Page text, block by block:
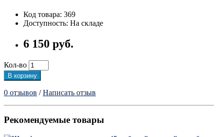
Код товара: 369
Доступность: На складе
6 150 руб.
Кол-во
В корзину
0 отзывов /Написать отзыв
Рекомендуемые товары